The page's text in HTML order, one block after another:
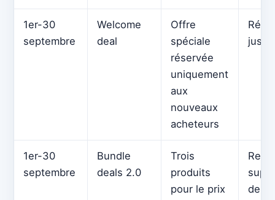
1er-30
septembre
Welcome
deal
Offre
spéciale
réservée
uniquement
aux
nouveaux
acheteurs
1er-30
septembre
Bundle
deals 2.0
Trois
produits
pour le prix
de 1